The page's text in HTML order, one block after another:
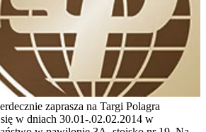
zaprasza na Targi Polagra
w dniach 30.01-.02.02.2014 w